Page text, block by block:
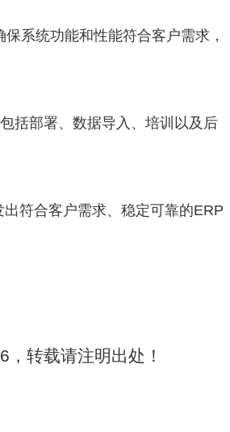
系统功能和性能符合客户需求，
括部署、数据导入、培训以及后
符合客户需求、稳定可靠的ERP
转载请注明出处！